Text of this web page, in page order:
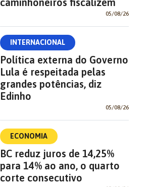
caminhoneiros fiscalizem
05/08/26
INTERNACIONAL
Política externa do Governo
Lula é respeitada pelas
grandes potências, diz
Edinho
05/08/26
ECONOMIA
BC reduz juros de 14,25%
para 14% ao ano, o quarto
corte consecutivo